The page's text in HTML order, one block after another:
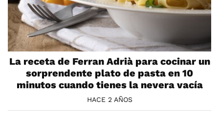
La receta de Ferran Adrià para cocinar un
sorprendente plato de pasta en 10
minutos cuando tienes la nevera vacía
HACE 2 AÑOS